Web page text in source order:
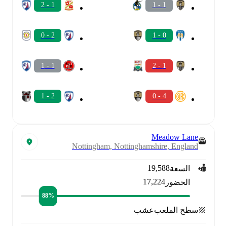
1 - 1
0 - 1
1 - 2
4 - 0
1 - 2
2 - 0
1 - 1
2 - 1
Meadow Lane
Nottingham, Nottinghamshire, England
السعة19,588
الحضور17,224
88‎%‎
سطح الملعبعشب